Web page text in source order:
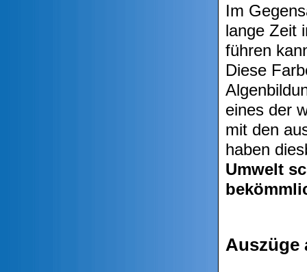
Im
lange Zeit
führen
Diese
eines der
mit den
haben
Umwelt
Auszüge